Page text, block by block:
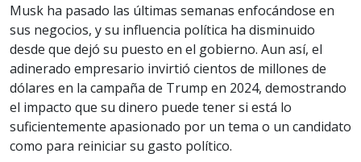
Musk ha pasado las últimas semanas enfocándose en
sus negocios, y su influencia política ha disminuido
desde que dejó su puesto en el gobierno. Aun así, el
adinerado empresario invirtió cientos de millones de
dólares en la campaña de Trump en 2024, demostrando
el impacto que su dinero puede tener si está lo
suficientemente apasionado por un tema o un candidato
como para reiniciar su gasto político.